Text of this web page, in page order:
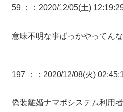
59 ： ：2020/12/05(土)
意味不明な事ばっかやってんな
197 ： ：2020/12/08(火)
偽装離婚ナマポシステム利用